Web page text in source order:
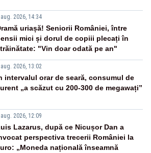
2026, 14:34
uriașă! Seniorii României, între
mici și dorul de copiii plecați în
"Vin doar odată pe an"
2026, 13:02
intervalul orar de seară, consumul de
„a scăzut cu 200-300 de megawați”
2026, 12:09
Lazarus, după ce Nicușor Dan a
perspectiva trecerii României la
„Moneda națională înseamnă